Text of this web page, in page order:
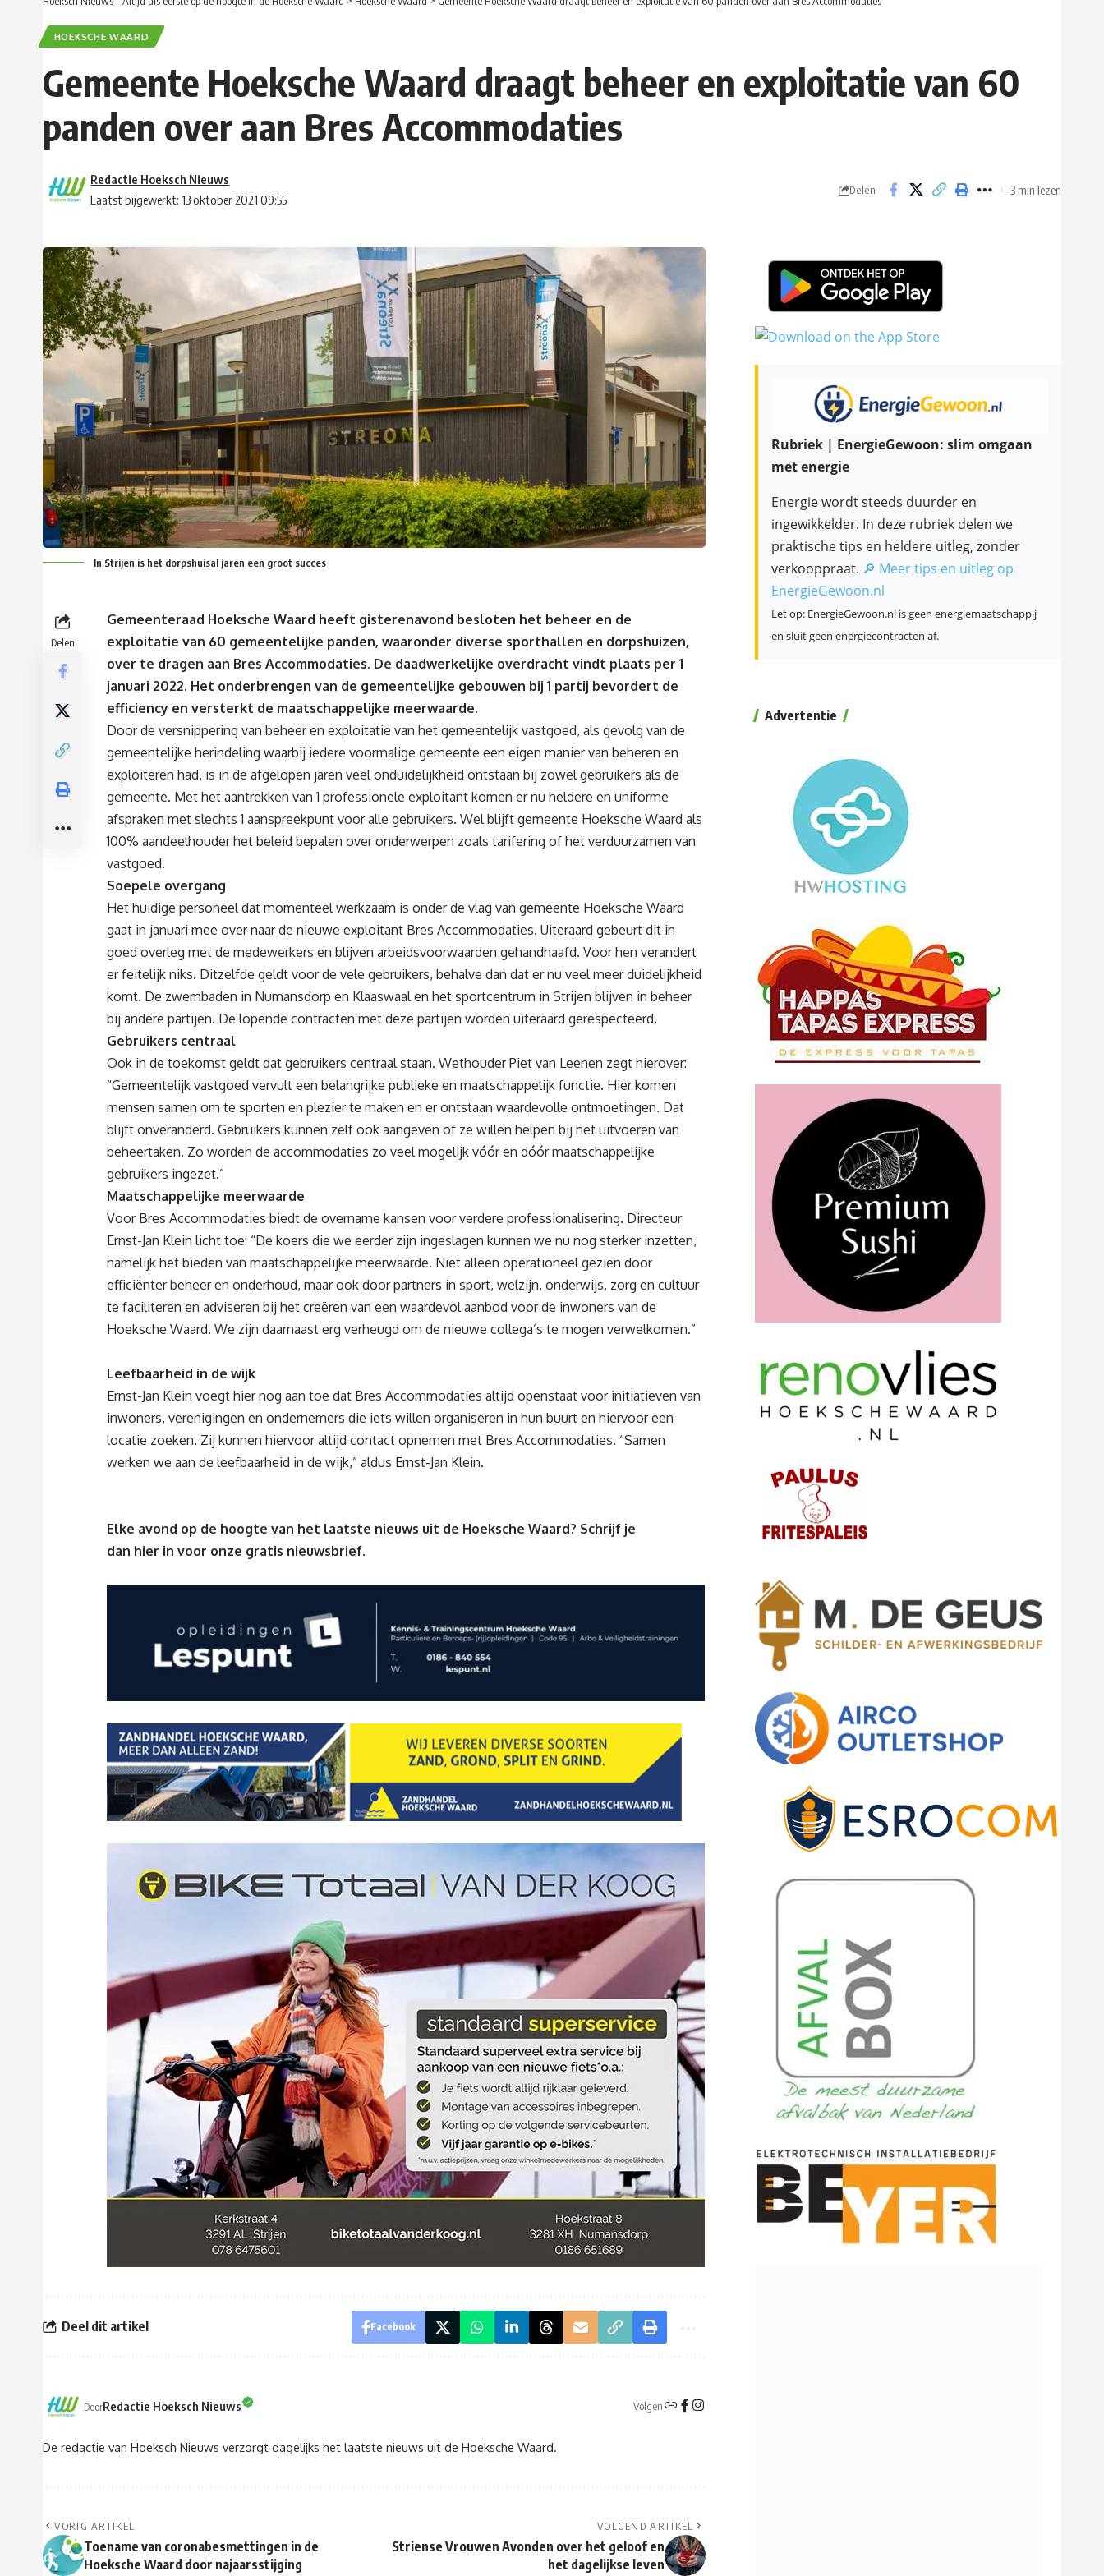
HOEKSCHE WAARD
Gemeente Hoeksche Waard draagt beheer en exploitatie van 60
panden over aan Bres Accommodaties
Laatst bijgewerkt: 13 oktober 2021 09:55
Redactie Hoeksch Nieuws
Delen 3 min lezen
In Strijen is het dorpshuisal jaren een groot succes
Delen
Gemeenteraad Hoeksche Waard heeft gisterenavond besloten het beheer en de
exploitatie van 60 gemeentelijke panden, waaronder diverse sporthallen en dorpshuizen,
over te dragen aan Bres Accommodaties. De daadwerkelijke overdracht vindt plaats per 1
januari 2022. Het onderbrengen van de gemeentelijke gebouwen bij 1 partij bevordert de
efficiency en versterkt de maatschappelijke meerwaarde.
Door de versnippering van beheer en exploitatie van het gemeentelijk vastgoed, als gevolg van de
gemeentelijke herindeling waarbij iedere voormalige gemeente een eigen manier van beheren en
exploiteren had, is in de afgelopen jaren veel onduidelijkheid ontstaan bij zowel gebruikers als de
gemeente. Met het aantrekken van 1 professionele exploitant komen er nu heldere en uniforme
afspraken met slechts 1 aanspreekpunt voor alle gebruikers. Wel blijft gemeente Hoeksche Waard als
100% aandeelhouder het beleid bepalen over onderwerpen zoals tarifering of het verduurzamen van
vastgoed.
Soepele overgang
Het huidige personeel dat momenteel werkzaam is onder de vlag van gemeente Hoeksche Waard
gaat in januari mee over naar de nieuwe exploitant Bres Accommodaties. Uiteraard gebeurt dit in
goed overleg met de medewerkers en blijven arbeidsvoorwaarden gehandhaafd. Voor hen verandert
er feitelijk niks. Ditzelfde geldt voor de vele gebruikers, behalve dan dat er nu veel meer duidelijkheid
komt. De zwembaden in Numansdorp en Klaaswaal en het sportcentrum in Strijen blijven in beheer
bij andere partijen. De lopende contracten met deze partijen worden uiteraard gerespecteerd.
Gebruikers centraal
Ook in de toekomst geldt dat gebruikers centraal staan. Wethouder Piet van Leenen zegt hierover:
“Gemeentelijk vastgoed vervult een belangrijke publieke en maatschappelijk functie. Hier komen
mensen samen om te sporten en plezier te maken en er ontstaan waardevolle ontmoetingen. Dat
blijft onveranderd. Gebruikers kunnen zelf ook aangeven of ze willen helpen bij het uitvoeren van
beheertaken. Zo worden de accommodaties zo veel mogelijk vóór en dóór maatschappelijke
gebruikers ingezet.”
Maatschappelijke meerwaarde
Voor Bres Accommodaties biedt de overname kansen voor verdere professionalisering. Directeur
Ernst-Jan Klein licht toe: “De koers die we eerder zijn ingeslagen kunnen we nu nog sterker inzetten,
namelijk het bieden van maatschappelijke meerwaarde. Niet alleen operationeel gezien door
efficiënter beheer en onderhoud, maar ook door partners in sport, welzijn, onderwijs, zorg en cultuur
te faciliteren en adviseren bij het creëren van een waardevol aanbod voor de inwoners van de
Hoeksche Waard. We zijn daarnaast erg verheugd om de nieuwe collega’s te mogen verwelkomen.”
Leefbaarheid in de wijk
Ernst-Jan Klein voegt hier nog aan toe dat Bres Accommodaties altijd openstaat voor initiatieven van
inwoners, verenigingen en ondernemers die iets willen organiseren in hun buurt en hiervoor een
locatie zoeken. Zij kunnen hiervoor altijd contact opnemen met Bres Accommodaties. “Samen
werken we aan de leefbaarheid in de wijk,” aldus Ernst-Jan Klein.
Elke avond op de hoogte van het laatste nieuws uit de Hoeksche Waard? Schrijf je
dan hier in voor onze gratis nieuwsbrief.
Deel dit artikel Facebook
DoorRedactie Hoeksch Nieuws Volgen
De redactie van Hoeksch Nieuws verzorgt dagelijks het laatste nieuws uit de Hoeksche Waard.
VORIG ARTIKEL
Toename van coronabesmettingen in de
Hoeksche Waard door najaarsstijging
VOLGEND ARTIKEL
Striense Vrouwen Avonden over het geloof en
het dagelijkse leven
Rubriek | EnergieGewoon: slim omgaan
met energie
Energie wordt steeds duurder en
ingewikkelder. In deze rubriek delen we
praktische tips en heldere uitleg, zonder
verkooppraat. 🔎 Meer tips en uitleg op
EnergieGewoon.nl
Let op: EnergieGewoon.nl is geen energiemaatschappij
en sluit geen energiecontracten af.
Advertentie